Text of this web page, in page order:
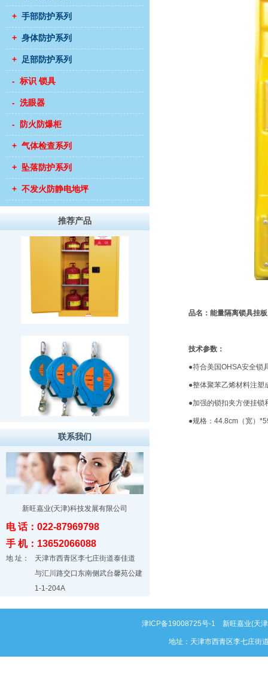
+ 手部防护系列
+ 身体防护系列
+ 足部防护系列
- 标识 锁具
- 洗眼器
- 防火防爆柜
+ 气体检查系列
+ 坠落防护系列
+ 不发火防静电地坪
推荐产品
联系我们
新旺嘉业(天津)科技发展有限公司
电 话：022-87969798
手 机：13652066088
地 址：
天津市西青区李七庄街道泰佳道
与汇川路交口东南侧武台馨苑公建
1-1-204A
品名： 能量隔离锁具挂
技术参数：
●符合美国OHSA安全锁
●整体聚苯乙烯材料注塑
●加强的锁扣夹方便挂锁
●规格：44.8cm（宽）
津ICP备19008725号-1 新旺嘉业(天
地址：天津市西青区李七庄街